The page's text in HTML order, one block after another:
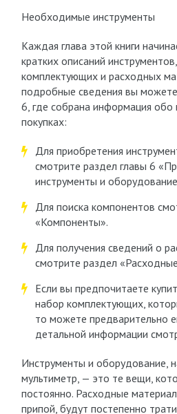
Необходимые инструменты
Каждая глава этой книги
кратких описаний
комплектующих и расходных
подробные сведения вы можете
6, где собрана информация
покупках:
Для приобретения
смотрите раздел главы 6
инструменты и
Для поиска компонентов
«Компоненты».
Для получения сведений о
смотрите раздел
Если вы предпочитаете
набор комплектующих,
то можете предварительно
детальной информации
Инструменты и оборудование,
мультиметр, — это те вещи,
постоянно. Расходные
припой, будут постепенно